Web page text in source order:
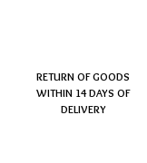
RETURN OF GOODS
WITHIN 14 DAYS OF
DELIVERY